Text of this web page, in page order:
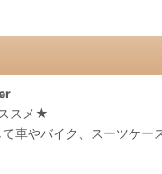
スメ★
車やバイク、スーツケー